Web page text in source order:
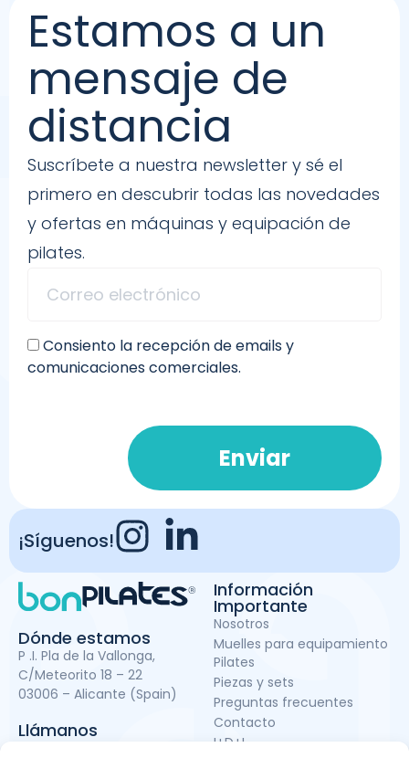
Dónde estamos
P .I. Pla de la Vallonga,
C/Meteorito 18 – 22
03006 – Alicante (Spain)
Llámanos
Información
Importante
Nosotros
Muelles para equipamiento
Pilates
Piezas y sets
Preguntas frecuentes
Contacto
I+D+I
Estamos a un
mensaje de
distancia
Suscríbete a nuestra newsletter y sé el
primero en descubrir todas las novedades
y ofertas en máquinas y equipación de
pilates.
Consiento la recepción de emails y
comunicaciones comerciales.
Enviar
¡Síguenos!